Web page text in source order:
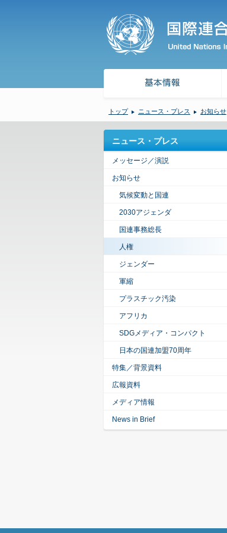
トップ ニュース・プレス お知らせ
ニュース・プレス
メッセージ／演説
お知らせ
気候変動と国連
2030アジェンダ
国連事務総長
人権
ジェンダー
軍縮
プラスチック汚染
アフリカ
SDGメディア・コンパクト
日本の国連加盟70周年
特集／背景資料
広報資料
メディア情報
News in Brief